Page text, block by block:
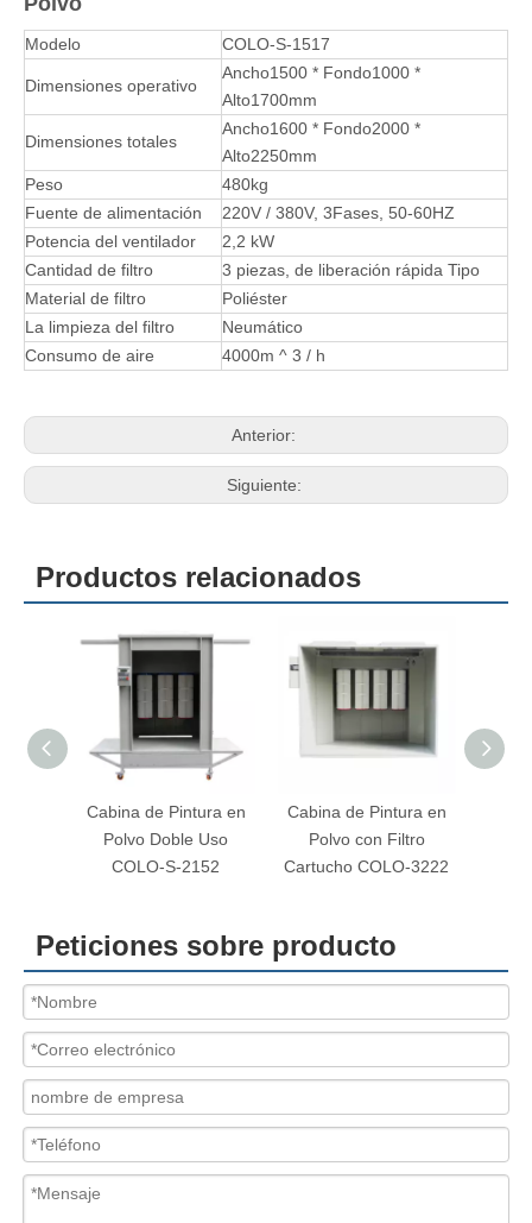
Modelo COLO-S-1517
Dimensiones operativo
Ancho1500 * Fondo1000 *
Alto1700mm
Dimensiones totales
Ancho1600 * Fondo2000 *
Alto2250mm
Peso
480kg
Fuente de alimentación
220V / 380V, 3Fases, 50-60HZ
Potencia del ventilador
2,2 kW
Cantidad de filtro
3 piezas, de liberación rápida Tipo
Material de filtro
Poliéster
La limpieza del filtro
Neumático
Consumo de aire
4000m ^ 3 / h
Anterior:
Siguiente:
Productos relacionados
de Pintura en
Doble Uso
Cabina de Pintura en
Polvo con Filtro
Cartucho COLO-3222
Cabina para Aplicacion
de Pintura
Electrostatica COLO-
Peticiones sobre producto